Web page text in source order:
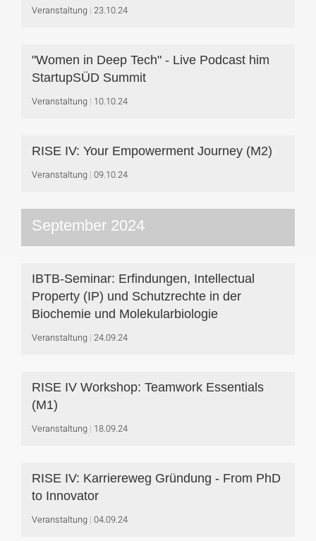
Veranstaltung 23.10.24
"Women in Deep Tech" - Live Podcast him
StartupSÜD Summit
Veranstaltung 10.10.24
RISE IV: Your Empowerment Journey (M2)
Veranstaltung 09.10.24
September 2024
IBTB-Seminar: Erfindungen, Intellectual
Property (IP) und Schutzrechte in der
Biochemie und Molekularbiologie
Veranstaltung 24.09.24
RISE IV Workshop: Teamwork Essentials
(M1)
Veranstaltung 18.09.24
RISE IV: Karriereweg Gründung - From PhD
to Innovator
Veranstaltung 04.09.24